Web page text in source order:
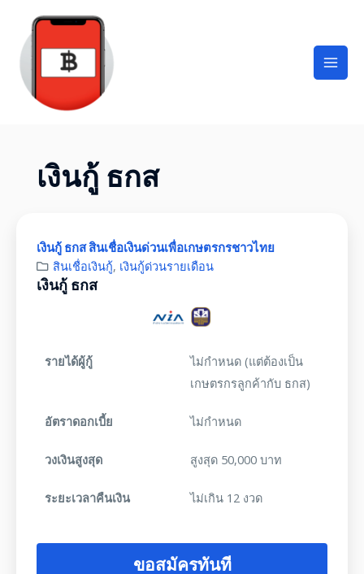
เงินกู้ ธกส
เงินกู้ ธกส สินเชื่อเงินด่วนเพื่อเกษตรกรชาวไทย
สินเชื่อเงินกู้, เงินกู้ด่วนรายเดือน
เงินกู้ ธกส
รายได้ผู้กู้
ไม่กำหนด (แต่ต้องเป็น
เกษตรกรลูกค้ากับ ธกส)
อัตราดอกเบี้ย ไม่กำหนด
วงเงินสูงสุด สูงสุด 50,000 บาท
ระยะเวลาคืนเงิน ไม่เกิน 12 งวด
ขอสมัครทันที